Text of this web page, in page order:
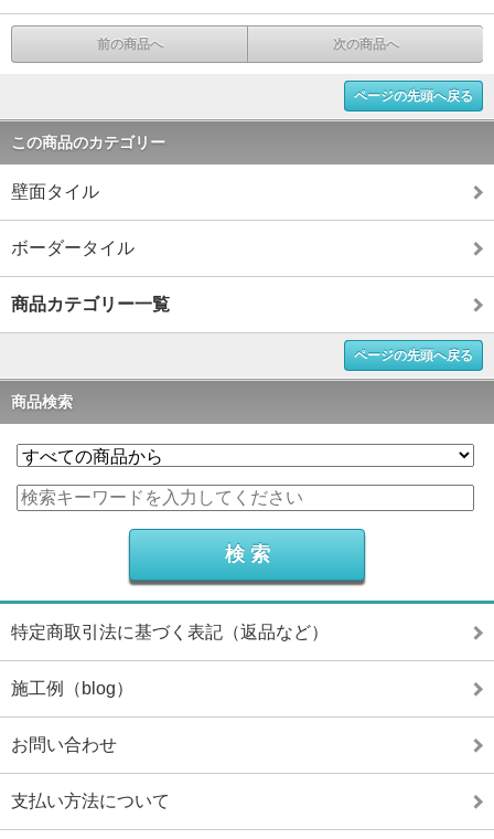
前の商品へ 次の商品へ
ページの先頭へ戻る
この商品のカテゴリー
壁面タイル
ボーダータイル
商品カテゴリー一覧
ページの先頭へ戻る
商品検索
特定商取引法に基づく表記（返品など）
施工例（blog）
お問い合わせ
支払い方法について